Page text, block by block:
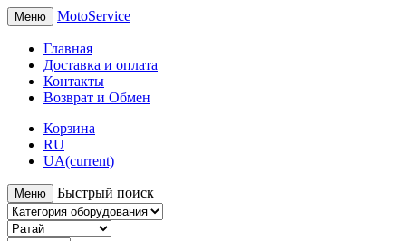
Меню MotoService
Главная
Доставка и оплата
Контакты
Возврат и Обмен
Корзина
RU
UA(current)
Меню Быстрый поиск